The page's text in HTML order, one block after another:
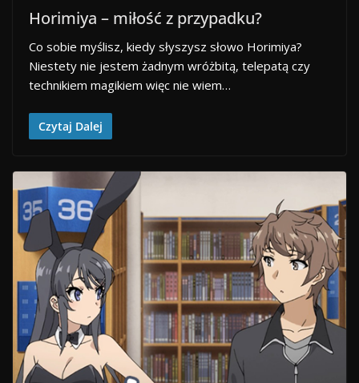
Horimiya – miłość z przypadku?
Co sobie myślisz, kiedy słyszysz słowo Horimiya?
Niestety nie jestem żadnym wróżbitą, telepatą czy
technikiem magikiem więc nie wiem…
Czytaj Dalej